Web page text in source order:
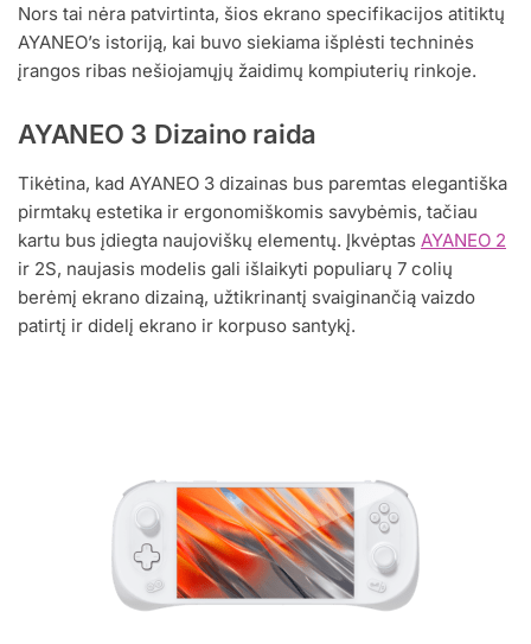
Nors tai nėra patvirtinta, šios ekrano specifikacijos atitiktų
AYANEO’s istoriją, kai buvo siekiama išplėsti techninės
įrangos ribas nešiojamųjų žaidimų kompiuterių rinkoje.
AYANEO 3 Dizaino raida
Tikėtina, kad AYANEO 3 dizainas bus paremtas elegantiška
pirmtakų estetika ir ergonomiškomis savybėmis, tačiau
kartu bus įdiegta naujoviškų elementų. Įkvėptas AYANEO 2
ir 2S, naujasis modelis gali išlaikyti populiarų 7 colių
berėmį ekrano dizainą, užtikrinantį svaiginančią vaizdo
patirtį ir didelį ekrano ir korpuso santykį.